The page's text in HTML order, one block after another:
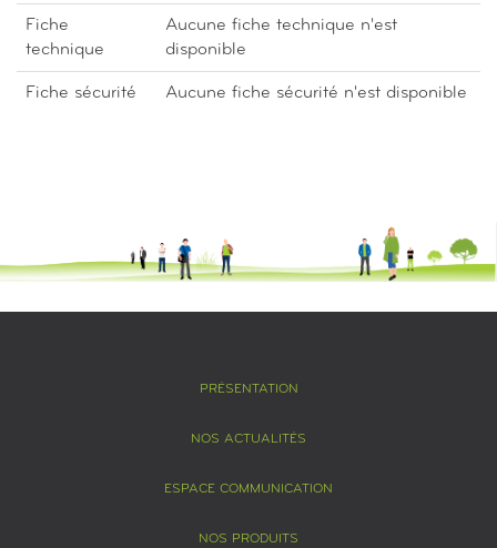
Fiche
technique
Aucune fiche technique n'est
disponible
Fiche sécurité Aucune fiche sécurité n'est disponible
PRÉSENTATION
NOS ACTUALITÉS
ESPACE COMMUNICATION
NOS PRODUITS